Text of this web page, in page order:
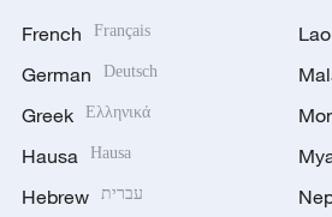
French Français
German Deutsch
Greek Ελληνικά
Hausa Hausa
Hebrew עברית
Lao